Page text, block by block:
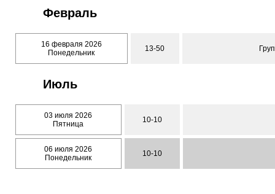
Февраль
16 февраля 2026
Понедельник
13-50
Июль
03 июля 2026
Пятница
10-10
06 июля 2026
Понедельник
10-10